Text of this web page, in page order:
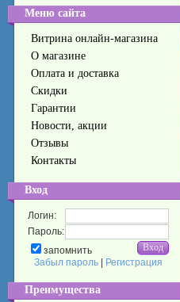
Меню сайта
Витрина онлайн-магазина
О магазине
Оплата и доставка
Скидки
Гарантии
Новости, акции
Отзывы
Контакты
Вход
Логин:
Пароль:
запомнить
Забыл пароль
Регистрация
Преимущества